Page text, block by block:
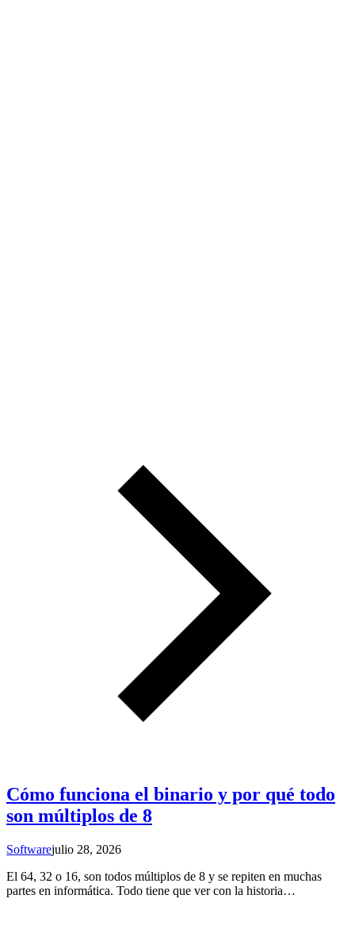
Cómo funciona el binario y por qué todo
son múltiplos de 8
Softwarejulio 28, 2026
El 64, 32 o 16, son todos múltiplos de 8 y se repiten en muchas
partes en informática. Todo tiene que ver con la historia…